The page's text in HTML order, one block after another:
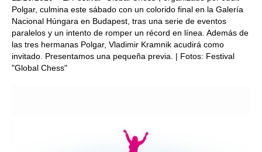
Polgar, culmina este sábado con un colorido final en la Galería
Nacional Húngara en Budapest, tras una serie de eventos
paralelos y un intento de romper un récord en línea. Además de
las tres hermanas Polgar, Vladimir Kramnik acudirá como
invitado. Presentamos una pequeña previa. | Fotos: Festival
"Global Chess"